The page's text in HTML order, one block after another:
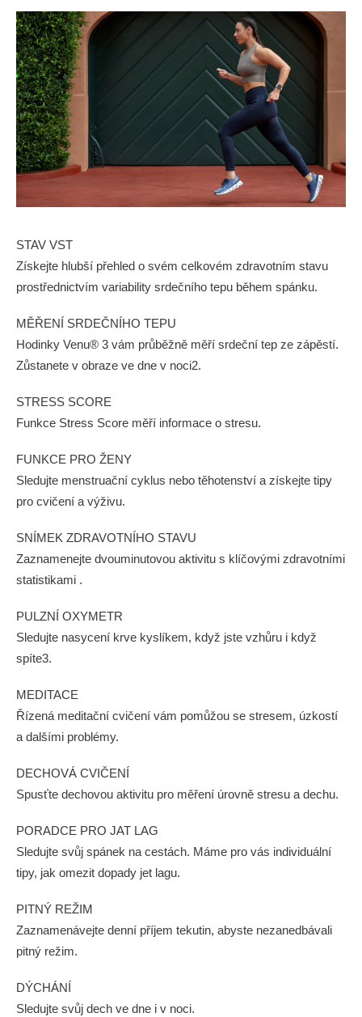
STAV VST
Získejte hlubší přehled o svém celkovém zdravotním stavu
prostřednictvím variability srdečního tepu během spánku.
MĚŘENÍ SRDEČNÍHO TEPU
Hodinky Venu® 3 vám průběžně měří srdeční tep ze zápěstí.
Zůstanete v obraze ve dne v noci2.
STRESS SCORE
Funkce Stress Score měří informace o stresu.
FUNKCE PRO ŽENY
Sledujte menstruační cyklus nebo těhotenství a získejte tipy
pro cvičení a výživu.
SNÍMEK ZDRAVOTNÍHO STAVU
Zaznamenejte dvouminutovou aktivitu s klíčovými zdravotními
statistikami .
PULZNÍ OXYMETR
Sledujte nasycení krve kyslíkem, když jste vzhůru i když
spíte3.
MEDITACE
Řízená meditační cvičení vám pomůžou se stresem, úzkostí
a dalšími problémy.
DECHOVÁ CVIČENÍ
Spusťte dechovou aktivitu pro měření úrovně stresu a dechu.
PORADCE PRO JAT LAG
Sledujte svůj spánek na cestách. Máme pro vás individuální
tipy, jak omezit dopady jet lagu.
PITNÝ REŽIM
Zaznamenávejte denní příjem tekutin, abyste nezanedbávali
pitný režim.
DÝCHÁNÍ
Sledujte svůj dech ve dne i v noci.